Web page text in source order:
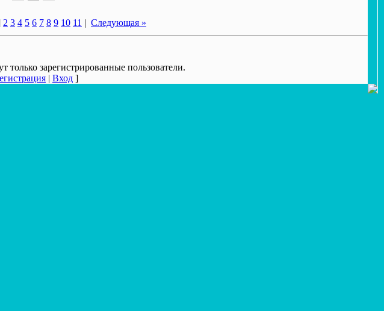
2 3 4 5 6 7 8 9 10 11 | Следующая »
только зарегистрированные пользователи.
| Вход ]